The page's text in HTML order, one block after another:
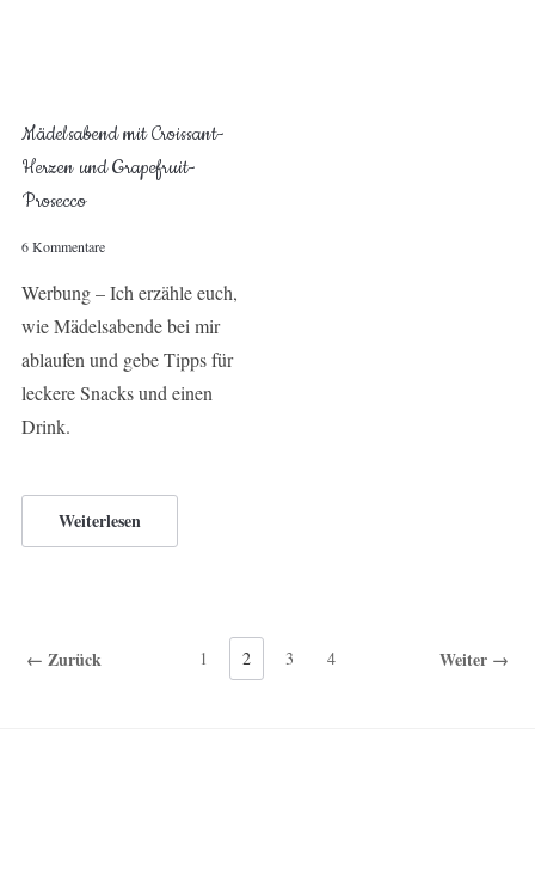
Mädelsabend mit Croissant-
Herzen und Grapefruit-
Prosecco
6 Kommentare
Werbung – Ich erzähle euch,
wie Mädelsabende bei mir
ablaufen und gebe Tipps für
leckere Snacks und einen
Drink.
Weiterlesen
← Zurück 1 2 3 4 Weiter →